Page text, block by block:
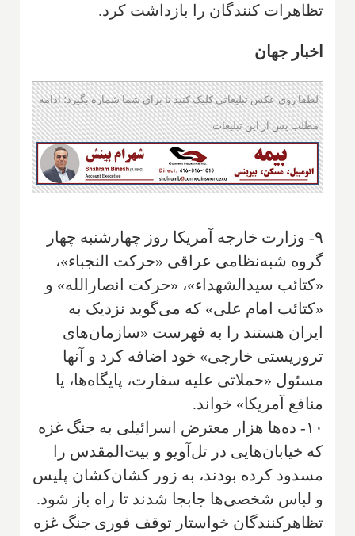
تظاهرات کنندگان را بازداشت کرد.
اخبار جهان
لطفا روی عکس تبلیغاتی کلیک کنید تا برای شما شماره بگیرد؛ ادامه
مطلب پس از این تبلیغات
۹- وزارت خارجه آمریکا روز چهارشنبه چهار
گروه شبه‌نظامی عراقی «حرکت النجباء»،
«کتائب سیدالشهداء»، «حرکت انصارالله» و
«کتائب امام علی» که می‌گوید نزدیک به
ایران هستند را به فهرست «سازمان‌های
تروریستی خارجی» خود اضافه کرد و آنها
مسئول «حملاتی علیه سفارت، پایگاه‌ها، یا
منافع آمریکا» خواند.
۱۰- ده‌ها هزار معترض اسرائیلی به جنگ غزه
که خیابان‌هایی در تل‌آویو و بیت‌المقدس را
مسدود کرده بودند، به زور کشان‌کشان پلیس
و لباس شخصی‌ها جابجا شدند تا راه باز شود.
تظاهرکنندگان خواستار توقف فوری جنگ غزه